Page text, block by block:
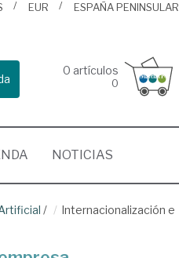
EUR ESPAÑA PENINSULAR
0 artículos
0
NOTICIAS
/
Internacionalización e